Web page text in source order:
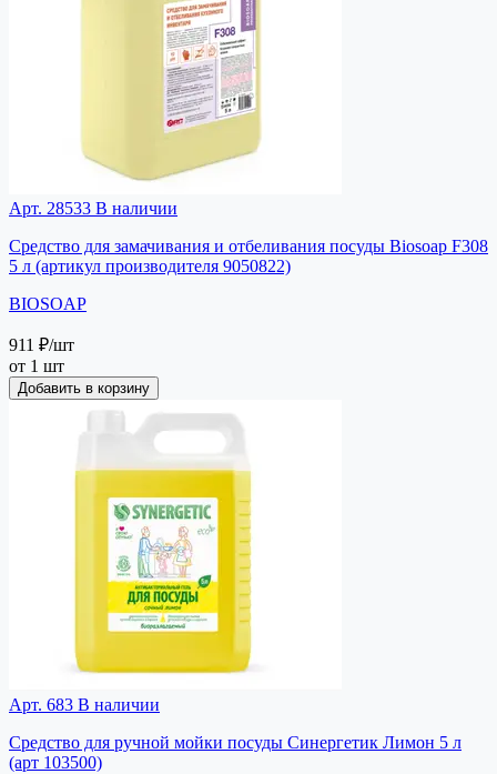
Арт. 28533 В наличии
Средство для замачивания и отбеливания посуды Biosoap F308
5 л (артикул производителя 9050822)
BIOSOAP
911 ₽/шт
от 1 шт
Добавить в корзину
Арт. 683 В наличии
Средство для ручной мойки посуды Синергетик Лимон 5 л
(арт 103500)